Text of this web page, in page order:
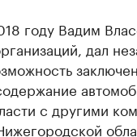
году Вадим
дал
с другими